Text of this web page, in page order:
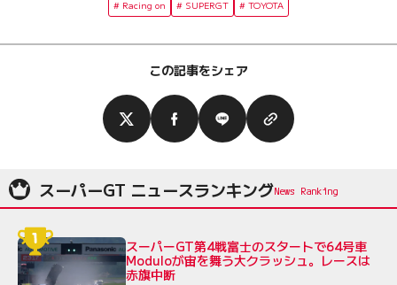
Racing on SUPERGT TOYOTA
この記事をシェア
スーパーGT ニュースランキング
スーパーGT第4戦富士のスタートで64号車
Moduloが宙を舞う大クラッシュ。レースは
赤旗中断